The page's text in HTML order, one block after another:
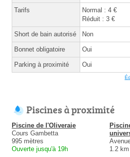
Tarifs
Normal : 4 €
Réduit : 3 €
Short de bain autorisé Non
Bonnet obligatoire Oui
Parking à proximité Oui
Piscines à proximité
Piscine de l'Oliveraie
Cours Gambetta
995 mètres
Ouverte jusqu'à 19h
1.2 km